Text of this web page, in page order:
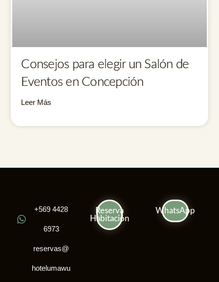
Consejos para elegir un Salón de
Eventos en Concepción
Leer Más
+569 4428
6973
reservas@
hotelumawu
Reserva
Habitación
WhatsApp